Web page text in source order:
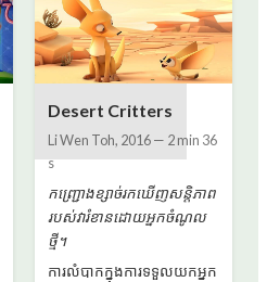
Desert Critters
Li Wen Toh, 2016— 2 min 36
s
កញ្ជ្រោងខ្សាច់រកឃើញសន្តិភាព
របស់វារំខានដោយអ្នកចំណូល
ថ្មី។
ការលំបាកក្នុងការទទួលយកអ្នក